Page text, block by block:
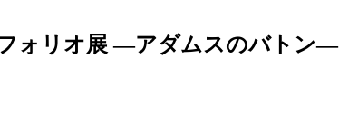
ォリオ展 ―アダムスのバトン―